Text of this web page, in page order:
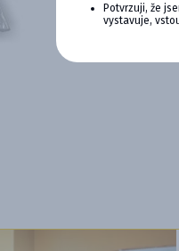
Potvrzuji, že
vystavuje,